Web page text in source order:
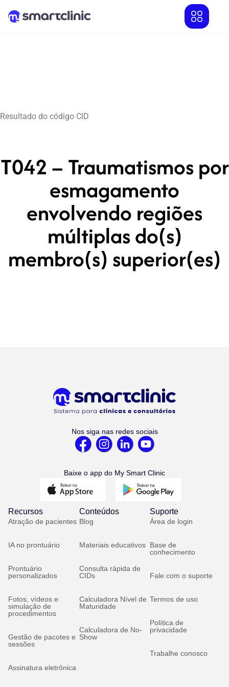
Resultado do código CID
T042 – Traumatismos por
esmagamento
envolvendo regiões
múltiplas do(s)
membro(s) superior(es)
Nos siga nas redes sociais
Baixe o app do My Smart Clinic
Recursos
Atração de pacientes
IA no prontuário
Prontuário
personalizados
Fotos, vídeos e
simulação de
procedimentos
Gestão de pacotes e
sessões
Assinatura eletrônica
Conteúdos
Blog
Materiais educativos
Consulta rápida de
CIDs
Calculadora Nível de
Maturidade
Calculadora de No-
Show
Suporte
Área de login
Base de
conhecimento
Fale com o suporte
Termos de uso
Política de
privacidade
Trabalhe conosco